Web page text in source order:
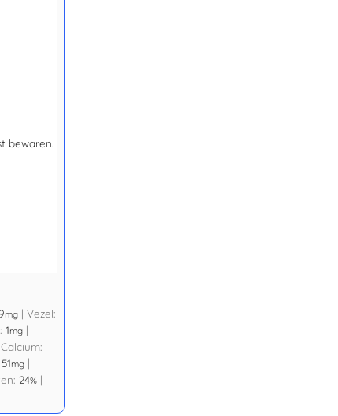
bewaren.
mg | Vezel:
1mg |
Calcium:
51mg |
24% |